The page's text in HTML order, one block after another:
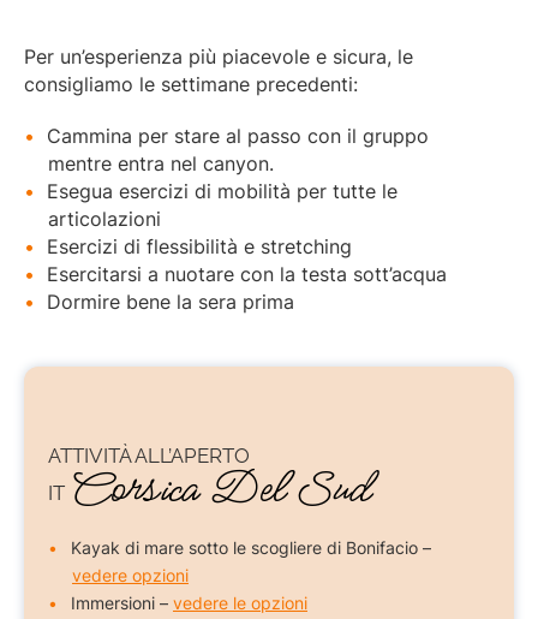
Per un’esperienza più piacevole e sicura, le
consigliamo le settimane precedenti:
Cammina per stare al passo con il gruppo
mentre entra nel canyon.
Esegua esercizi di mobilità per tutte le
articolazioni
Esercizi di flessibilità e stretching
Esercitarsi a nuotare con la testa sott’acqua
Dormire bene la sera prima
ATTIVITÀ ALL’APERTO
IT Corsica Del Sud
Kayak di mare sotto le scogliere di Bonifacio –
vedere opzioni
Immersioni – vedere le opzioni